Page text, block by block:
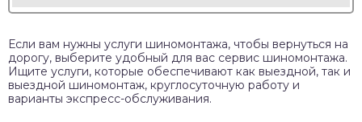
Если вам нужны услуги шиномонтажа, чтобы вернуться на
дорогу, выберите удобный для вас сервис шиномонтажа.
Ищите услуги, которые обеспечивают как выездной, так и
выездной шиномонтаж, круглосуточную работу и
варианты экспресс-обслуживания.